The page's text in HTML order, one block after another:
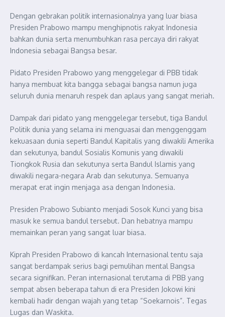
Dengan gebrakan politik internasionalnya yang luar biasa
Presiden Prabowo mampu menghipnotis rakyat Indonesia
bahkan dunia serta menumbuhkan rasa percaya diri rakyat
Indonesia sebagai Bangsa besar.
Pidato Presiden Prabowo yang menggelegar di PBB tidak
hanya membuat kita bangga sebagai bangsa namun juga
seluruh dunia menaruh respek dan aplaus yang sangat meriah.
Dampak dari pidato yang menggelegar tersebut, tiga Bandul
Politik dunia yang selama ini menguasai dan menggenggam
kekuasaan dunia seperti Bandul Kapitalis yang diwakili Amerika
dan sekutunya, bandul Sosialis Komunis yang diwakili
Tiongkok Rusia dan sekutunya serta Bandul Islamis yang
diwakili negara-negara Arab dan sekutunya. Semuanya
merapat erat ingin menjaga asa dengan Indonesia.
Presiden Prabowo Subianto menjadi Sosok Kunci yang bisa
masuk ke semua bandul tersebut. Dan hebatnya mampu
memainkan peran yang sangat luar biasa.
Kiprah Presiden Prabowo di kancah Internasional tentu saja
sangat berdampak serius bagi pemulihan mental Bangsa
secara signifikan. Peran internasional terutama di PBB yang
sempat absen beberapa tahun di era Presiden Jokowi kini
kembali hadir dengan wajah yang tetap “Soekarnois”. Tegas
Lugas dan Waskita.